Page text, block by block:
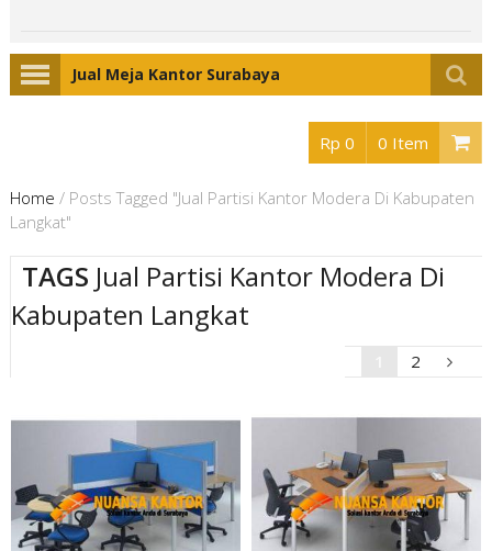
Jual Meja Kantor Surabaya
Rp 0 0 Item
Home / Posts Tagged "Jual Partisi Kantor Modera Di Kabupaten
Langkat"
TAGS Jual Partisi Kantor Modera Di
Kabupaten Langkat
2